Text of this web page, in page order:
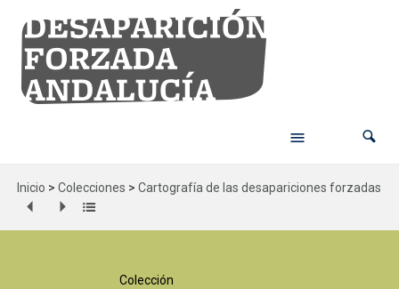
Inicio > Colecciones > Cartografía de las desapariciones forzadas
Colección